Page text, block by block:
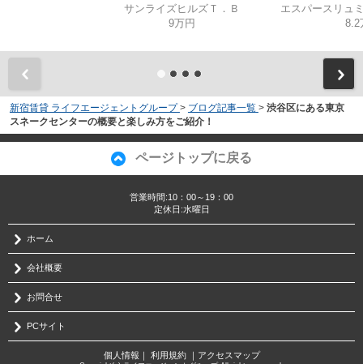
サンライズヒルズＴ．Ｂ
9万円
8.2
新宿賃貸 ライフエージェントグループ > ブログ記事一覧 > 渋谷区にある東京
スネークセンターの概要と楽しみ方をご紹介！
ページトップに戻る
営業時間:10：00～19：00
定休日:水曜日
ホーム
会社概要
お問合せ
PCサイト
個人情報 ｜ 利用規約｜ アクセスマップ